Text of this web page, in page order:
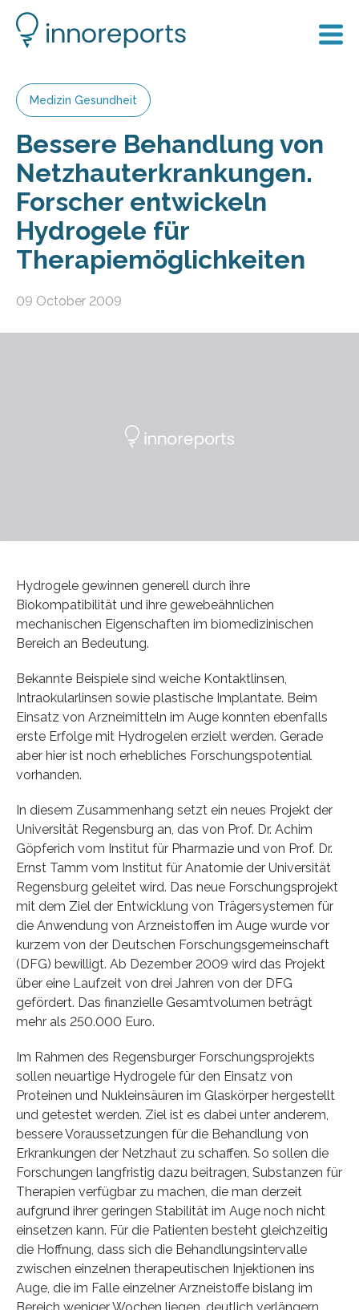
Medizin Gesundheit
Bessere Behandlung von
Netzhauterkrankungen.
Forscher entwickeln
Hydrogele für
Therapiemöglichkeiten
09 October 2009
Hydrogele gewinnen generell durch ihre
Biokompatibilität und ihre gewebeähnlichen
mechanischen Eigenschaften im biomedizinischen
Bereich an Bedeutung.
Bekannte Beispiele sind weiche Kontaktlinsen,
Intraokularlinsen sowie plastische Implantate. Beim
Einsatz von Arzneimitteln im Auge konnten ebenfalls
erste Erfolge mit Hydrogelen erzielt werden. Gerade
aber hier ist noch erhebliches Forschungspotential
vorhanden.
In diesem Zusammenhang setzt ein neues Projekt der
Universität Regensburg an, das von Prof. Dr. Achim
Göpferich vom Institut für Pharmazie und von Prof. Dr.
Ernst Tamm vom Institut für Anatomie der Universität
Regensburg geleitet wird. Das neue Forschungsprojekt
mit dem Ziel der Entwicklung von Trägersystemen für
die Anwendung von Arzneistoffen im Auge wurde vor
kurzem von der Deutschen Forschungsgemeinschaft
(DFG) bewilligt. Ab Dezember 2009 wird das Projekt
über eine Laufzeit von drei Jahren von der DFG
gefördert. Das finanzielle Gesamtvolumen beträgt
mehr als 250.000 Euro.
Im Rahmen des Regensburger Forschungsprojekts
sollen neuartige Hydrogele für den Einsatz von
Proteinen und Nukleinsäuren im Glaskörper hergestellt
und getestet werden. Ziel ist es dabei unter anderem,
bessere Voraussetzungen für die Behandlung von
Erkrankungen der Netzhaut zu schaffen. So sollen die
Forschungen langfristig dazu beitragen, Substanzen für
Therapien verfügbar zu machen, die man derzeit
aufgrund ihrer geringen Stabilität im Auge noch nicht
einsetzen kann. Für die Patienten besteht gleichzeitig
die Hoffnung, dass sich die Behandlungsintervalle
zwischen einzelnen therapeutischen Injektionen ins
Auge, die im Falle einzelner Arzneistoffe bislang im
Bereich weniger Wochen liegen, deutlich verlängern